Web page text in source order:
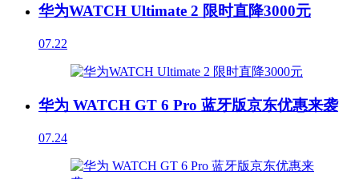
华为WATCH Ultimate 2 限时直降3000元
07.22
华为 WATCH GT 6 Pro 蓝牙版京东优惠来袭
07.24